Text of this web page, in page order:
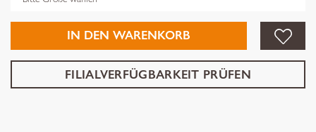
IN DEN WARENKORB
FILIALVERFÜGBARKEIT PRÜFEN